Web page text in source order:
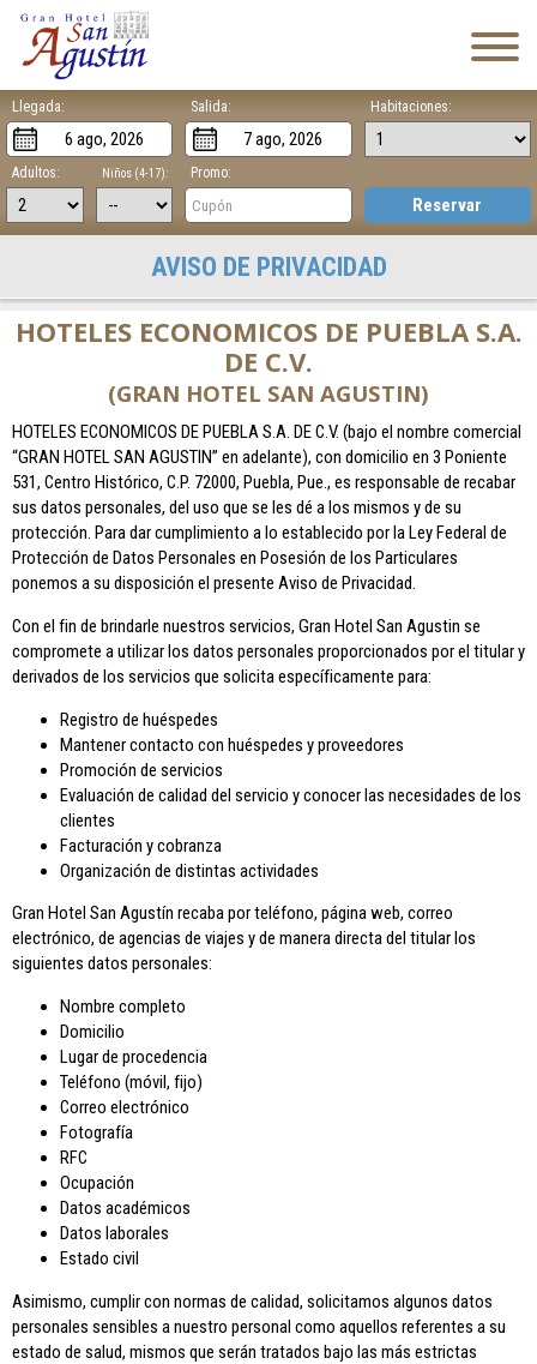
Llegada: Salida: Habitaciones:
Adultos: Niños (4-17): Promo:
Reservar
AVISO DE PRIVACIDAD
HOTELES ECONOMICOS DE PUEBLA S.A.
DE C.V.
(GRAN HOTEL SAN AGUSTIN)
HOTELES ECONOMICOS DE PUEBLA S.A. DE C.V. (bajo el nombre comercial
“GRAN HOTEL SAN AGUSTIN” en adelante), con domicilio en 3 Poniente
531, Centro Histórico, C.P. 72000, Puebla, Pue., es responsable de recabar
sus datos personales, del uso que se les dé a los mismos y de su
protección. Para dar cumplimiento a lo establecido por la Ley Federal de
Protección de Datos Personales en Posesión de los Particulares
ponemos a su disposición el presente Aviso de Privacidad.
Con el fin de brindarle nuestros servicios, Gran Hotel San Agustin se
compromete a utilizar los datos personales proporcionados por el titular y
derivados de los servicios que solicita específicamente para:
Registro de huéspedes
Mantener contacto con huéspedes y proveedores
Promoción de servicios
Evaluación de calidad del servicio y conocer las necesidades de los
clientes
Facturación y cobranza
Organización de distintas actividades
Gran Hotel San Agustín recaba por teléfono, página web, correo
electrónico, de agencias de viajes y de manera directa del titular los
siguientes datos personales:
Nombre completo
Domicilio
Lugar de procedencia
Teléfono (móvil, fijo)
Correo electrónico
Fotografía
RFC
Ocupación
Datos académicos
Datos laborales
Estado civil
Asimismo, cumplir con normas de calidad, solicitamos algunos datos
personales sensibles a nuestro personal como aquellos referentes a su
estado de salud, mismos que serán tratados bajo las más estrictas